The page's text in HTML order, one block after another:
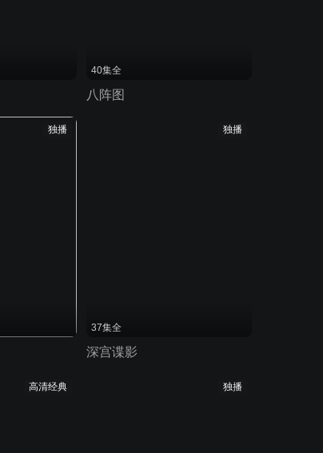
40集全
八阵图
独播 独播
37集全
深宫谍影
高清经典 独播